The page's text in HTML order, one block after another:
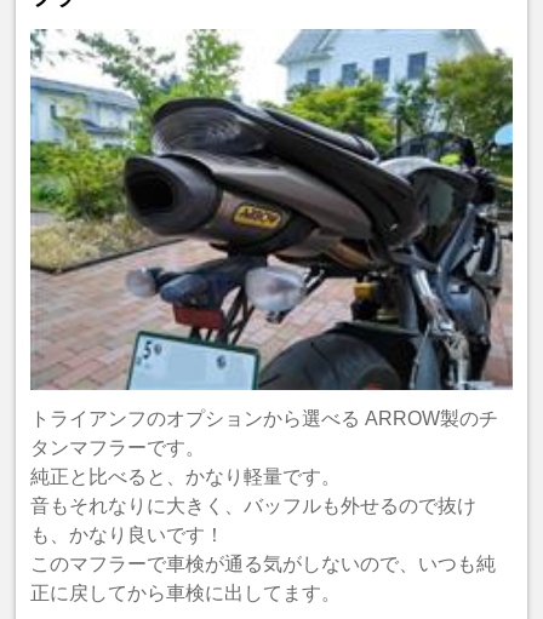
トライアンフのオプションから選べる ARROW製のチ
タンマフラーです。
純正と比べると、かなり軽量です。
音もそれなりに大きく、バッフルも外せるので抜け
も、かなり良いです！
このマフラーで車検が通る気がしないので、いつも純
正に戻してから車検に出してます。